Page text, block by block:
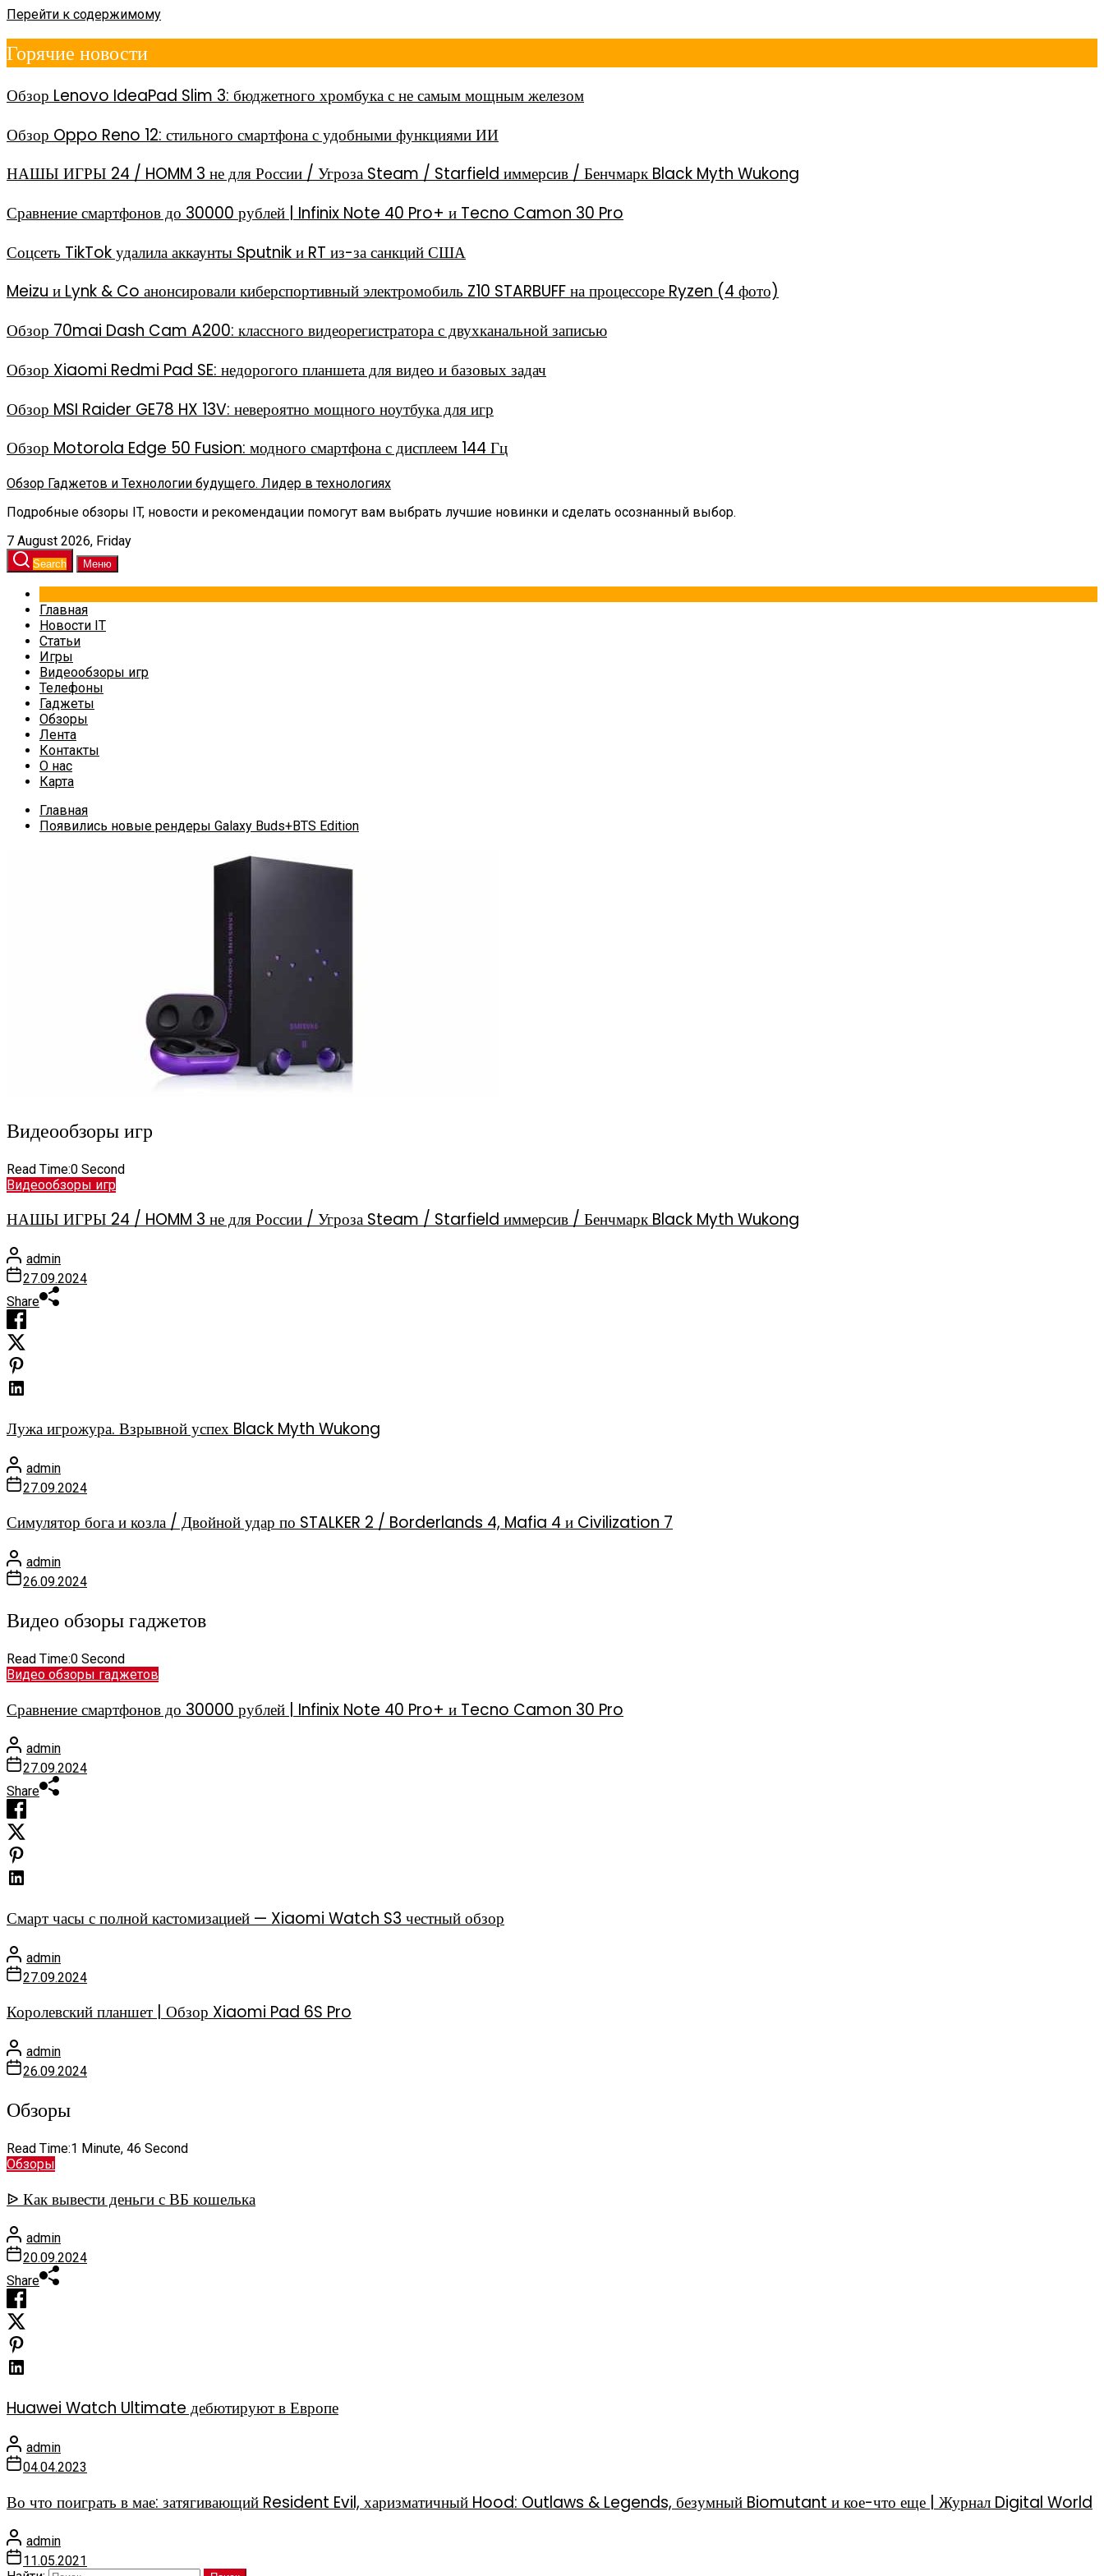
Перейти к содержимому
Горячие новости
Обзор Lenovo IdeaPad Slim 3: бюджетного хромбука с не самым мощным железом
Обзор Oppo Reno 12: стильного смартфона с удобными функциями ИИ
НАШЫ ИГРЫ 24 / HOMM 3 не для России / Угроза Steam / Starfield иммерсив / Бенчмарк Black Myth Wukong
Сравнение смартфонов до 30000 рублей | Infinix Note 40 Pro+ и Tecno Camon 30 Pro
Соцсеть TikTok удалила аккаунты Sputnik и RT из-за санкций США
Meizu и Lynk & Co анонсировали киберспортивный электромобиль Z10 STARBUFF на процессоре Ryzen (4 фото)
Обзор 70mai Dash Cam A200: классного видеорегистратора с двухканальной записью
Обзор Xiaomi Redmi Pad SE: недорогого планшета для видео и базовых задач
Обзор MSI Raider GE78 HX 13V: невероятно мощного ноутбука для игр
Обзор Motorola Edge 50 Fusion: модного смартфона с дисплеем 144 Гц
Обзор Гаджетов и Технологии будущего. Лидер в технологиях
Подробные обзоры IT, новости и рекомендации помогут вам выбрать лучшие новинки и сделать осознанный выбор.
7 August 2026, Friday
Search Меню
Главная
Новости IT
Статьи
Игры
Видеообзоры игр
Телефоны
Гаджеты
Обзоры
Лента
Контакты
О нас
Карта
Главная
Появились новые рендеры Galaxy Buds+BTS Edition
Видеообзоры игр
Read Time:0 Second
Видеообзоры игр
НАШЫ ИГРЫ 24 / HOMM 3 не для России / Угроза Steam / Starfield иммерсив / Бенчмарк Black Myth Wukong
admin
27.09.2024
Share
Лужа игрожура. Взрывной успех Black Myth Wukong
admin
27.09.2024
Симулятор бога и козла / Двойной удар по STALKER 2 / Borderlands 4, Mafia 4 и Civilization 7
admin
26.09.2024
Видео обзоры гаджетов
Read Time:0 Second
Видео обзоры гаджетов
Сравнение смартфонов до 30000 рублей | Infinix Note 40 Pro+ и Tecno Camon 30 Pro
admin
27.09.2024
Share
Смарт часы с полной кастомизацией — Xiaomi Watch S3 честный обзор
admin
27.09.2024
Королевский планшет | Обзор Xiaomi Pad 6S Pro
admin
26.09.2024
Обзоры
Read Time:1 Minute, 46 Second
Обзоры
ᐉ Как вывести деньги с ВБ кошелька
admin
20.09.2024
Share
Huawei Watch Ultimate дебютируют в Европе
admin
04.04.2023
Во что поиграть в мае: затягивающий Resident Evil, харизматичный Hood: Outlaws & Legends, безумный Biomutant и кое-что еще | Журнал Digital World
admin
11.05.2021